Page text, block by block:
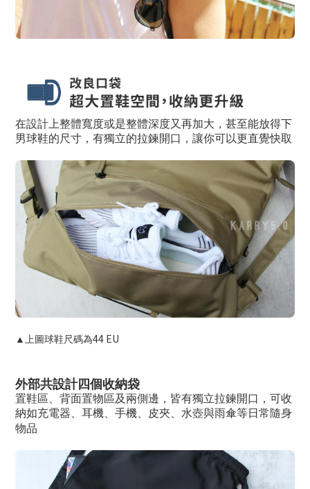
在設計上整體寬度或是整體深度又再加大，甚至能放得下
男球鞋的尺寸，有獨立的拉鍊開口，讓你可以更直覺快取
▲上圖球鞋尺碼為44 EU
外部共設計四個收納袋
置鞋區、背面置物區及兩側邊，皆有獨立拉鍊開口，可收
納如充電器、耳機、手機、皮夾、水壺與雨傘等日常隨身
物品